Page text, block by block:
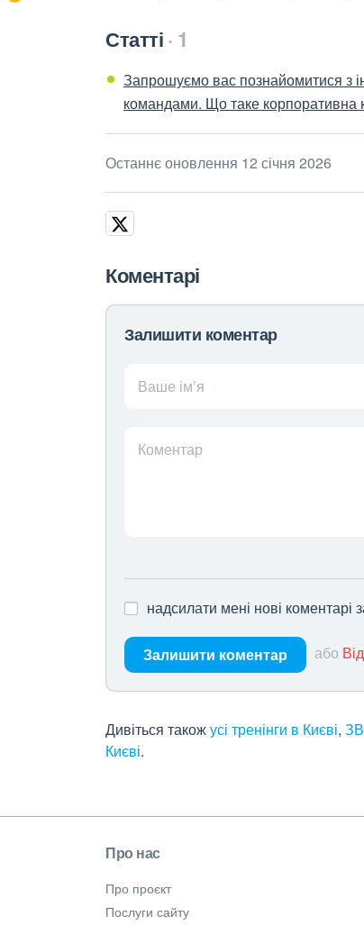
Статті 1
Запрошуємо вас познайомитися з
командами. Що таке корпоративна
Останнє оновлення 12 січня 2026
Коментарі
Залишити коментар
Ваше ім’я
Коментар
надсилати мені нові коментарі
Залишити коментар або
Дивіться такожусі тренінги в Києві,
Києві.
Про нас
Про проєкт
Послуги сайту